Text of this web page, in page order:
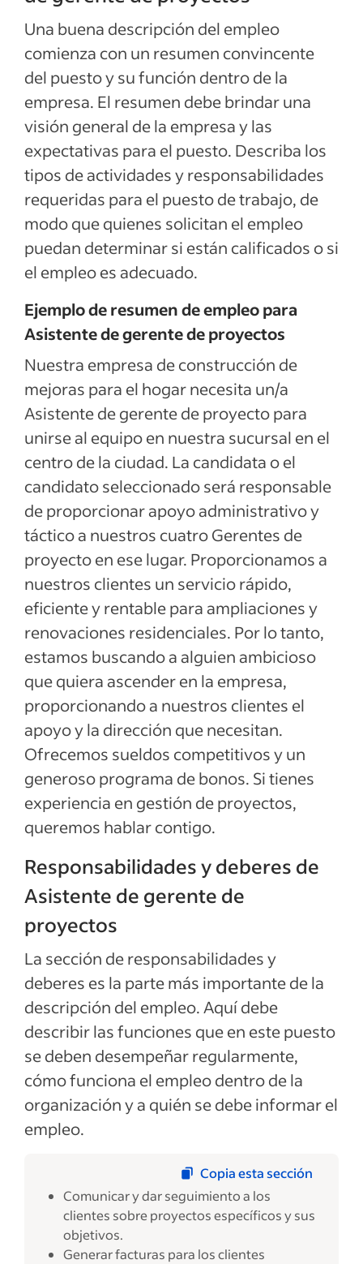
Una buena descripción del empleo
comienza con un resumen convincente
del puesto y su función dentro de la
empresa. El resumen debe brindar una
visión general de la empresa y las
expectativas para el puesto. Describa los
tipos de actividades y responsabilidades
requeridas para el puesto de trabajo, de
modo que quienes solicitan el empleo
puedan determinar si están calificados o si
el empleo es adecuado.
Ejemplo de resumen de empleo para
Asistente de gerente de proyectos
Nuestra empresa de construcción de
mejoras para el hogar necesita un/a
Asistente de gerente de proyecto para
unirse al equipo en nuestra sucursal en el
centro de la ciudad. La candidata o el
candidato seleccionado será responsable
de proporcionar apoyo administrativo y
táctico a nuestros cuatro Gerentes de
proyecto en ese lugar. Proporcionamos a
nuestros clientes un servicio rápido,
eficiente y rentable para ampliaciones y
renovaciones residenciales. Por lo tanto,
estamos buscando a alguien ambicioso
que quiera ascender en la empresa,
proporcionando a nuestros clientes el
apoyo y la dirección que necesitan.
Ofrecemos sueldos competitivos y un
generoso programa de bonos. Si tienes
experiencia en gestión de proyectos,
queremos hablar contigo.
Responsabilidades y deberes de
Asistente de gerente de
proyectos
La sección de responsabilidades y
deberes es la parte más importante de la
descripción del empleo. Aquí debe
describir las funciones que en este puesto
se deben desempeñar regularmente,
cómo funciona el empleo dentro de la
organización y a quién se debe informar el
empleo.
Copia esta sección
Comunicar y dar seguimiento a los
clientes sobre proyectos específicos y sus
objetivos.
Generar facturas para los clientes